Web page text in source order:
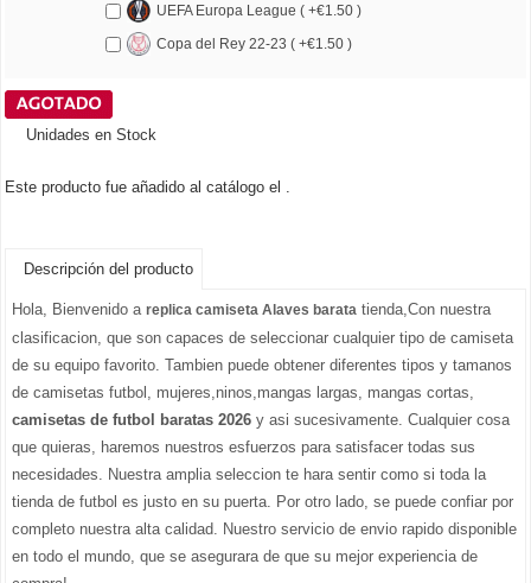
UEFA Europa League ( +€1.50 )
Copa del Rey 22-23 ( +€1.50 )
Unidades en Stock
Este producto fue añadido al catálogo el .
Descripción del producto
Hola, Bienvenido a replica camiseta Alaves barata tienda,Con nuestra
clasificacion, que son capaces de seleccionar cualquier tipo de camiseta
de su equipo favorito. Tambien puede obtener diferentes tipos y tamanos
de camisetas futbol, mujeres,ninos,mangas largas, mangas cortas,
camisetas de futbol baratas 2026 y asi sucesivamente. Cualquier cosa
que quieras, haremos nuestros esfuerzos para satisfacer todas sus
necesidades. Nuestra amplia seleccion te hara sentir como si toda la
tienda de futbol es justo en su puerta. Por otro lado, se puede confiar por
completo nuestra alta calidad. Nuestro servicio de envio rapido disponible
en todo el mundo, que se asegurara de que su mejor experiencia de